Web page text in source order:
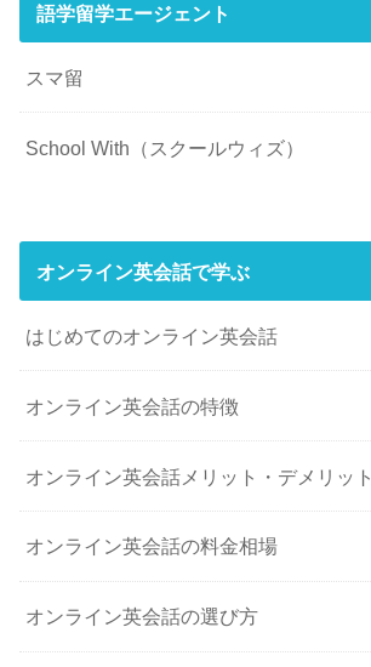
語学留学エージェント
スマ留
School With（スクールウィズ）
オンライン英会話で学ぶ
はじめてのオンライン英会話
オンライン英会話の特徴
オンライン英会話メリット・デメリット
オンライン英会話の料金相場
オンライン英会話の選び方